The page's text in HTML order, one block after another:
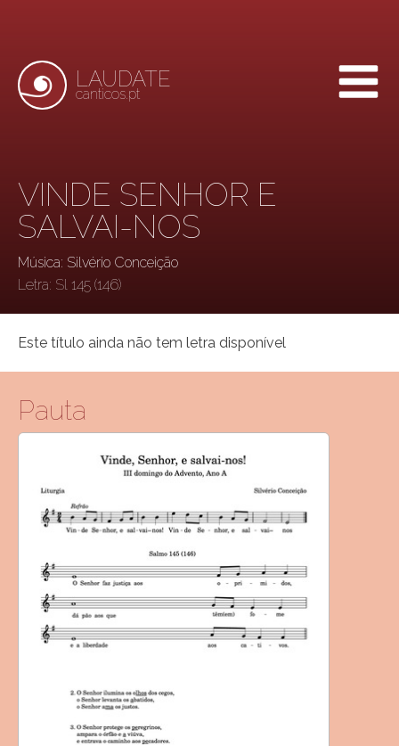
LAUDATE
canticos.pt
VINDE SENHOR E
SALVAI-NOS
Música: Silvério Conceição
Letra: Sl 145 (146)
Este título ainda não tem letra disponível
Pauta